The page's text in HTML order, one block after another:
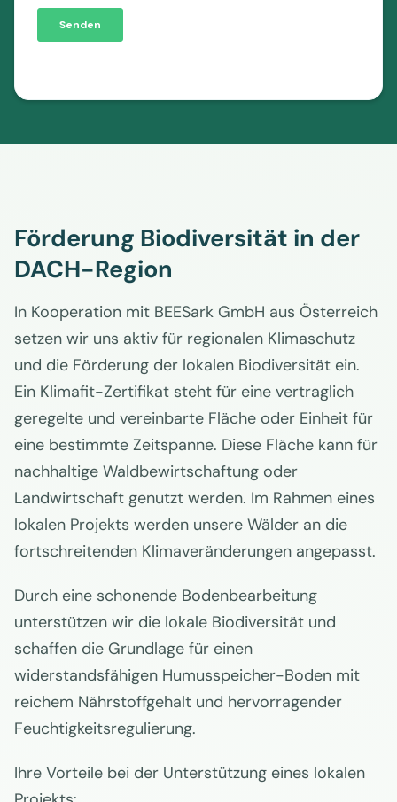
Förderung Biodiversität in der
DACH-Region
In Kooperation mit BEESark GmbH aus Österreich
setzen wir uns aktiv für regionalen Klimaschutz
und die Förderung der lokalen Biodiversität ein.
Ein Klimafit-Zertifikat steht für eine vertraglich
geregelte und vereinbarte Fläche oder Einheit für
eine bestimmte Zeitspanne. Diese Fläche kann für
nachhaltige Waldbewirtschaftung oder
Landwirtschaft genutzt werden. Im Rahmen eines
lokalen Projekts werden unsere Wälder an die
fortschreitenden Klimaveränderungen angepasst.
Durch eine schonende Bodenbearbeitung
unterstützen wir die lokale Biodiversität und
schaffen die Grundlage für einen
widerstandsfähigen Humusspeicher-Boden mit
reichem Nährstoffgehalt und hervorragender
Feuchtigkeitsregulierung.
Ihre Vorteile bei der Unterstützung eines lokalen